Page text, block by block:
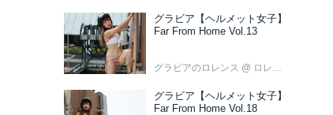
グラビア【ヘルメット女子】
Far From Home Vol.13
グラビアのロレンス @ ロレンス編集部
グラビア【ヘルメット女子】
Far From Home Vol.18